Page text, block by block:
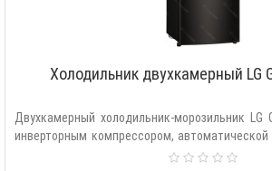
Холодильник двухкамерный LG
Двухкамерный холодильник-морозильник LG
инверторным компрессором, автоматической